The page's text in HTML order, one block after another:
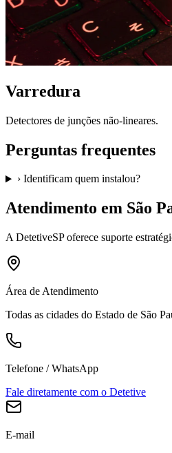
Varredura
Detectores de junções não-lineares.
Perguntas frequentes
› Identificam quem instalou?
Atendimento em São
A DetetiveSPoferece suporte
Área de Atendimento
Todas as cidades do Estado de São
Telefone / WhatsApp
Fale diretamente com o Detetive
E-mail